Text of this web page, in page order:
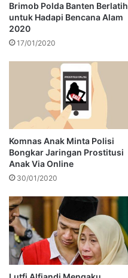
Brimob Polda Banten Berlatih
untuk Hadapi Bencana Alam
2020
17/01/2020
Komnas Anak Minta Polisi
Bongkar Jaringan Prostitusi
Anak Via Online
30/01/2020